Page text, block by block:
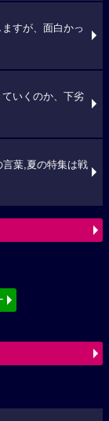
すが、面白かっ
いくのか、下劣
言葉,夏の特集は戦